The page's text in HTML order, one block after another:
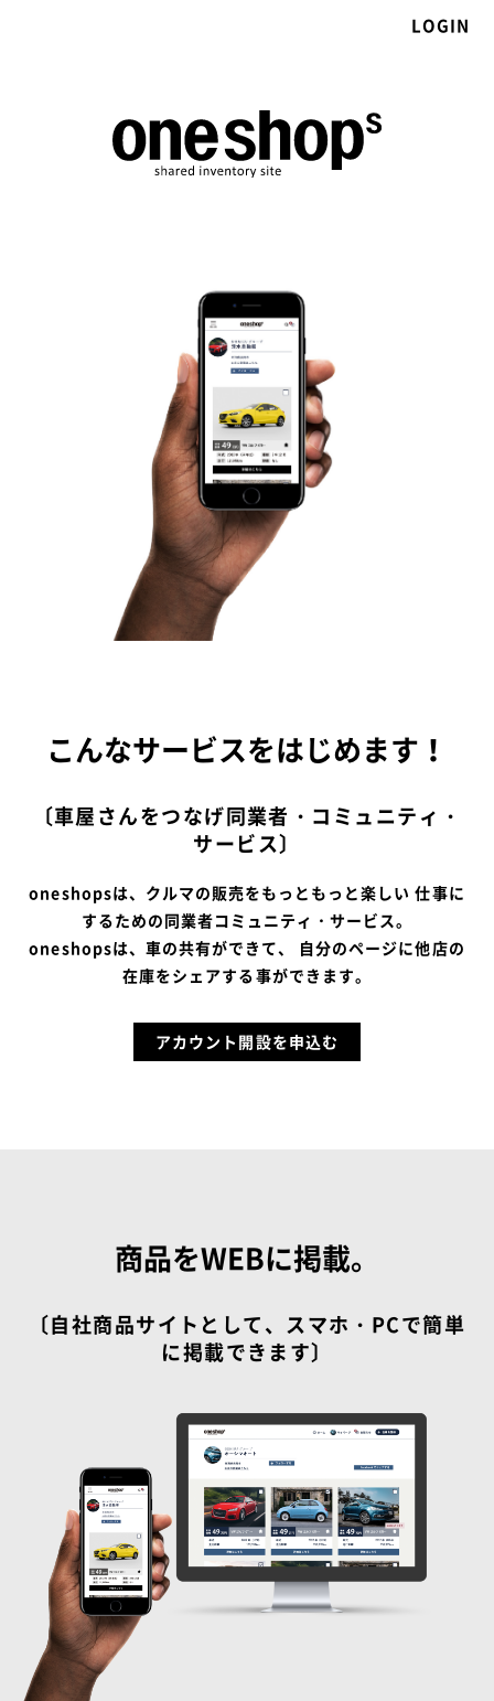
LOGIN
こんなサービスをはじめます！
〔車屋さんをつなげ同業者・コミュニティ・
サービス〕
oneshopsは、クルマの販売をもっともっと楽しい 仕事に
するための同業者コミュニティ・サービス。
oneshopsは、車の共有ができて、 自分のページに他店の
在庫をシェアする事ができます。
アカウント開設を申込む
商品をWEBに掲載。
〔自社商品サイトとして、スマホ・PCで簡単
に掲載できます〕